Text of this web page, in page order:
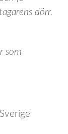
dörr.
som